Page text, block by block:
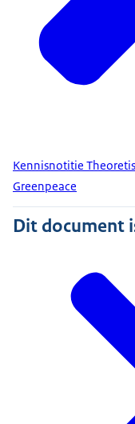
Kennisnotitie
Greenpeace
Dit document